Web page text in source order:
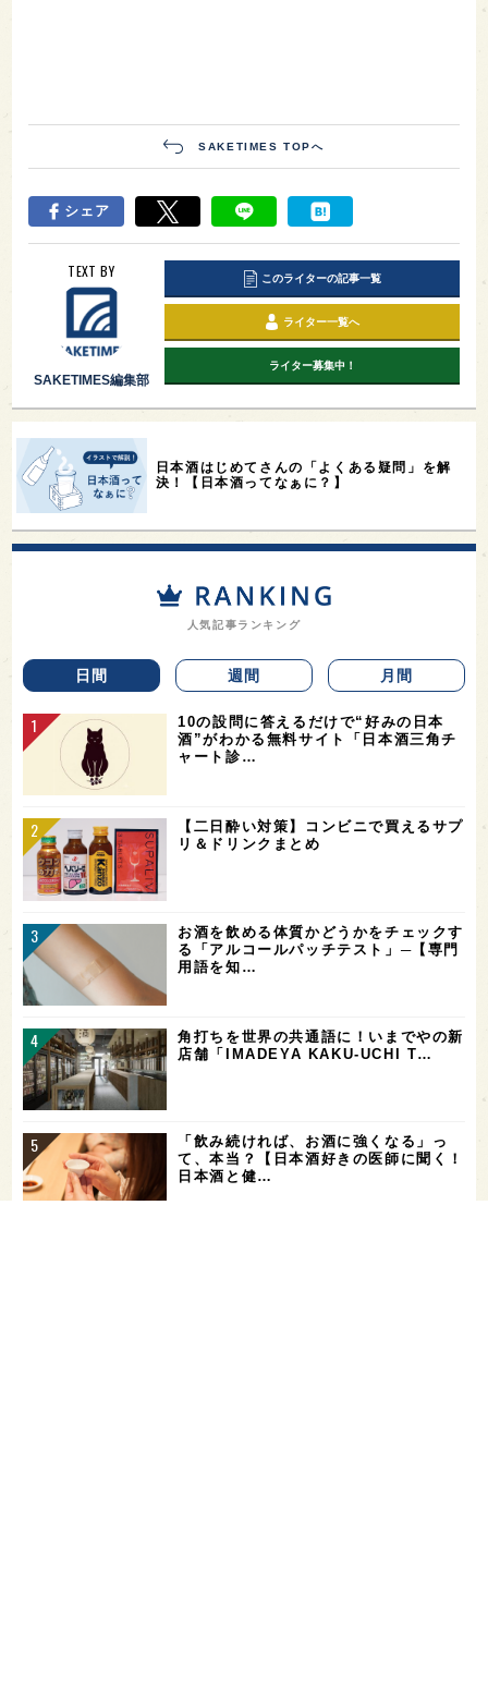
SAKETIMES TOPへ
シェア
TEXT BY
SAKETIMES編集部
このライターの記事一覧
ライター一覧へ
ライター募集中！
日本酒はじめてさんの「よくある疑問」を解
決！【日本酒ってなぁに？】
人気記事ランキング
日間 週間 月間
10の設問に答えるだけで“好みの日本
酒”がわかる無料サイト「日本酒三角チ
ャート診…
【二日酔い対策】コンビニで買えるサプ
リ＆ドリンクまとめ
お酒を飲める体質かどうかをチェックす
る「アルコールパッチテスト」─【専門
用語を知…
角打ちを世界の共通語に！いまでやの新
店舗「IMADEYA KAKU-UCHI T…
「飲み続ければ、お酒に強くなる」っ
て、本当？【日本酒好きの医師に聞く！
日本酒と健…